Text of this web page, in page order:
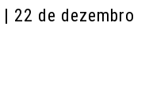
| 22 de dezembro